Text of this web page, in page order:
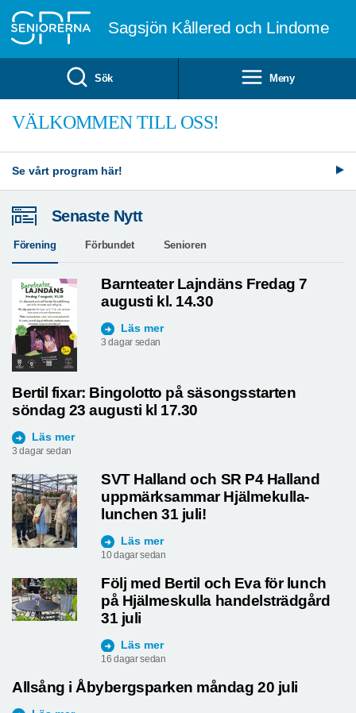
Sagsjön Kållered och Lindome
Sök Meny
VÄLKOMMEN TILL OSS!
Se vårt program här!
Senaste Nytt
Förening Förbundet Senioren
Barnteater Lajndäns Fredag 7
augusti kl. 14.30
Läs mer
3 dagar sedan
Bertil fixar: Bingolotto på säsongsstarten
söndag 23 augusti kl 17.30
Läs mer
3 dagar sedan
SVT Halland och SR P4 Halland
uppmärksammar Hjälmekulla-
lunchen 31 juli!
Läs mer
10 dagar sedan
Följ med Bertil och Eva för lunch
på Hjälmeskulla handelsträdgård
31 juli
Läs mer
16 dagar sedan
Allsång i Åbybergsparken måndag 20 juli